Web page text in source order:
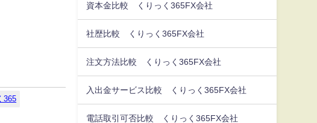
365
資本金比較 くりっく365FX会社
社歴比較 くりっく365FX会社
注文方法比較 くりっく365FX会社
入出金サービス比較 くりっく365FX会社
電話取引可否比較 くりっく365FX会社